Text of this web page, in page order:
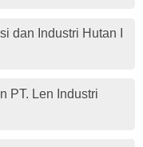
dan Industri Hutan I
PT. Len Industri